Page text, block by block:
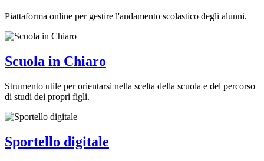
Piattaforma online per gestire l'andamento scolastico degli alunni.
Scuola in Chiaro
Strumento utile per orientarsi nella scelta della scuola e del percorso
di studi dei propri figli.
Sportello digitale